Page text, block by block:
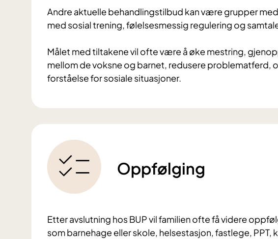
Andre aktuelle behandlingstilbud kan være grupper
med sosial trening, følelsesmessig regulering og
Målet med tiltakene vil ofte være å øke mestring,
mellom de voksne og barnet, redusere problematferd,
forståelse for sosiale situasjoner.
Oppfølging
Etter avslutning hos BUP vil familien ofte få videre
som barnehage eller skole, helsestasjon, fastlege,